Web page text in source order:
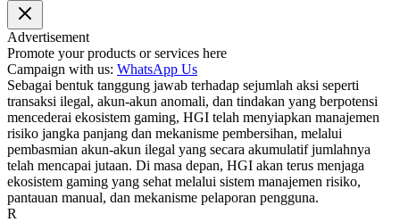
Advertisement
Promote your products or services here
Campaign with us: WhatsApp Us
Sebagai bentuk tanggung jawab terhadap sejumlah aksi seperti
transaksi ilegal, akun-akun anomali, dan tindakan yang berpotensi
mencederai ekosistem gaming, HGI telah menyiapkan manajemen
risiko jangka panjang dan mekanisme pembersihan, melalui
pembasmian akun-akun ilegal yang secara akumulatif jumlahnya
telah mencapai jutaan. Di masa depan, HGI akan terus menjaga
ekosistem gaming yang sehat melalui sistem manajemen risiko,
pantauan manual, dan mekanisme pelaporan pengguna.
R